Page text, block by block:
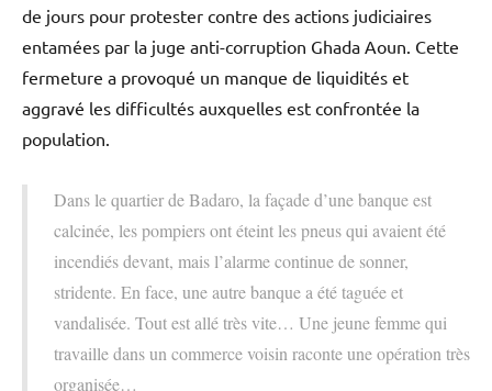
de jours pour protester contre des actions judiciaires
entamées par la juge anti-corruption Ghada Aoun. Cette
fermeture a provoqué un manque de liquidités et
aggravé les difficultés auxquelles est confrontée la
population.
Dans le quartier de Badaro, la façade d’une banque est
calcinée, les pompiers ont éteint les pneus qui avaient été
incendiés devant, mais l’alarme continue de sonner,
stridente. En face, une autre banque a été taguée et
vandalisée. Tout est allé très vite… Une jeune femme qui
travaille dans un commerce voisin raconte une opération très
organisée…